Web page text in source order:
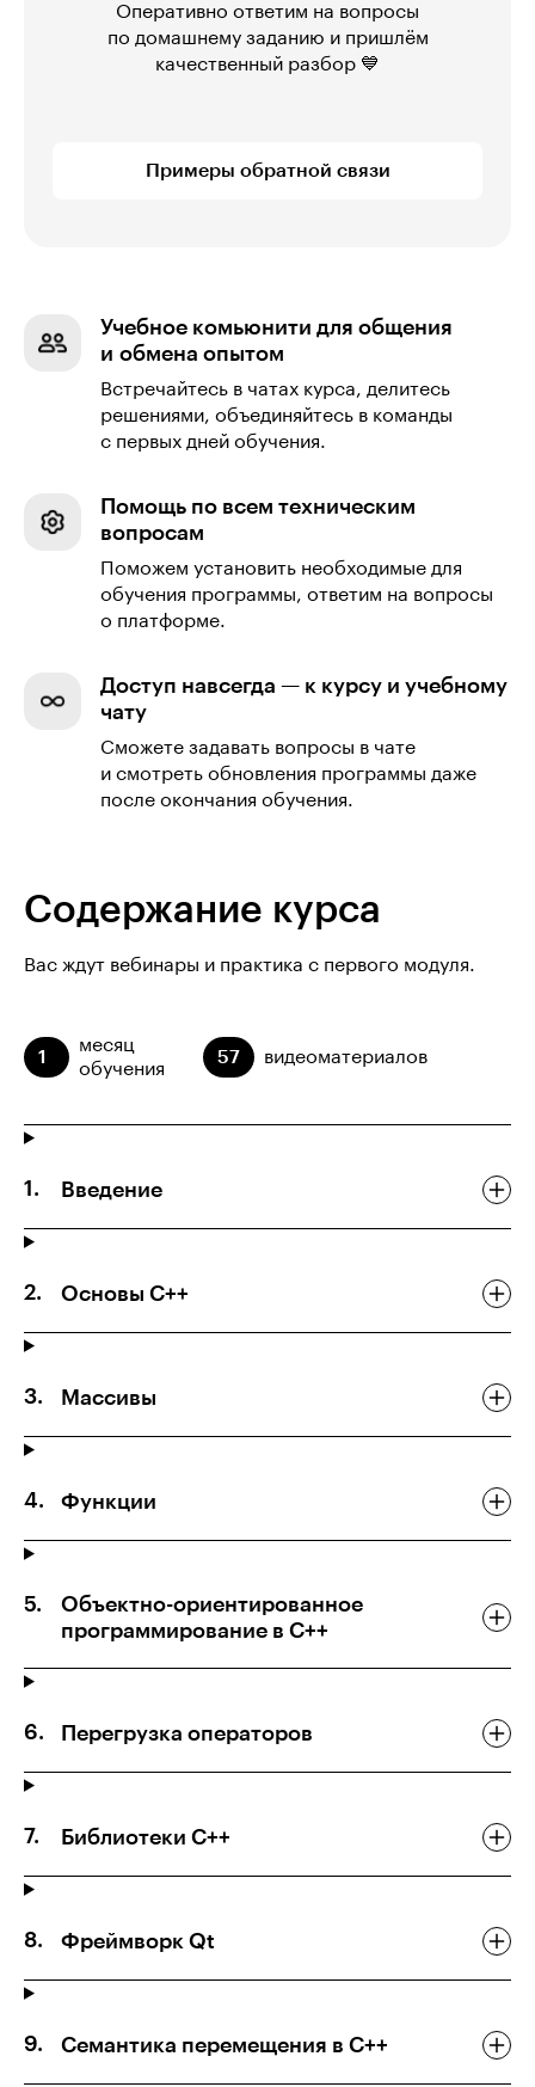
Оперативно ответим на вопросы
по домашнему заданию и пришлём
качественный разбор 💙
Примеры обратной связи
Учебное комьюнити для общения
и обмена опытом
Встречайтесь в чатах курса, делитесь
решениями, объединяйтесь в команды
с первых дней обучения.
Помощь по всем техническим
вопросам
Поможем установить необходимые для
обучения программы, ответим на вопросы
о платформе.
Доступ навсегда — к курсу и учебному
чату
Сможете задавать вопросы в чате
и смотреть обновления программы даже
после окончания обучения.
Содержание курса
Вас ждут вебинары и практика с первого модуля.
1
месяц
обучения
57 видеоматериалов
Введение
Основы С++
Массивы
Функции
Объектно-ориентированное
программирование в C++
Перегрузка операторов
Библиотеки C++
Фреймворк Qt
Семантика перемещения в C++